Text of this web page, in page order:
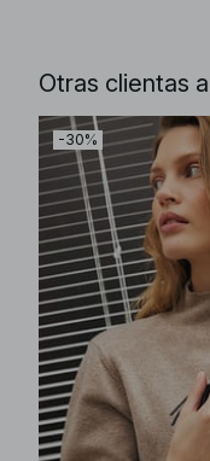
Otras clientas
-30%